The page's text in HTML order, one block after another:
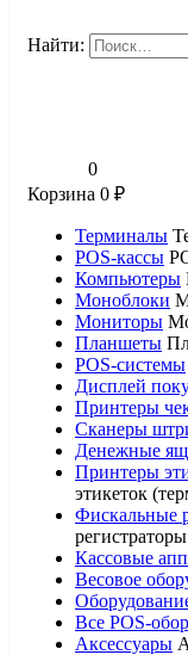
Найти:
0
Корзина 0 ₽
Терминалы
POS-кассы
Компьютеры
Моноблоки
Мониторы
Планшеты
POS-системы
Дисплей
Принтеры
Сканеры
Денежные
Принтеры
этикеток
Фискальные
регистраторы
Кассовые
Весовое
Все POS-
Аксессуары